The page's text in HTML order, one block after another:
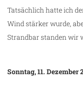
Tatsächlich hatte ich
Wind stärker wurde,
Strandbar standen wir
Sonntag, 11. Dezember